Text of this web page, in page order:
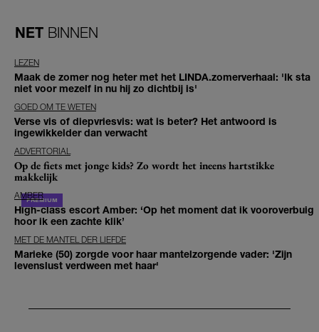
NET BINNEN
LEZEN
Maak de zomer nog heter met het LINDA.zomerverhaal: 'Ik sta
niet voor mezelf in nu hij zo dichtbij is'
GOED OM TE WETEN
Verse vis of diepvriesvis: wat is beter? Het antwoord is
ingewikkelder dan verwacht
ADVERTORIAL
Op de fiets met jonge kids? Zo wordt het ineens hartstikke
makkelijk
AMBER
High-class escort Amber: ‘Op het moment dat ik vooroverbuig
hoor ik een zachte klik’
MET DE MANTEL DER LIEFDE
Marieke (50) zorgde voor haar mantelzorgende vader: 'Zijn
levenslust verdween met haar'